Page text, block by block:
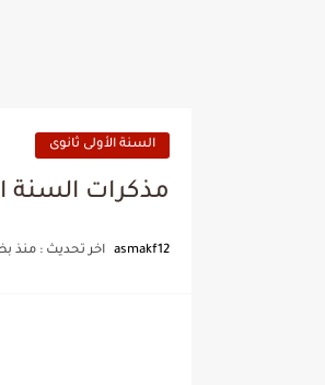
السنة الأولى ثانوى
مذكرات السنة
asmakf12 اخر تحديث : منذ